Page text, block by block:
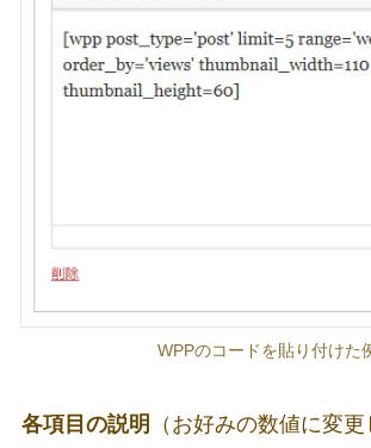
WPPのコードを貼り付けた
各項目の説明 （お好みの数値に変更